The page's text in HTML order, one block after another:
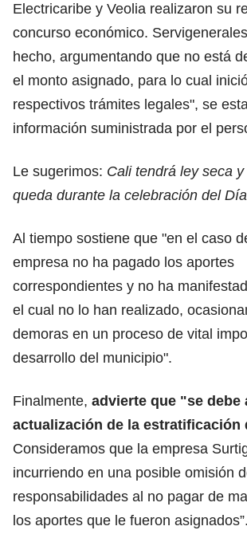
Electricaribe y Veolia realizaron su
concurso económico.
hecho, argumentando que no está
el monto asignado, para lo cual
respectivos trámites legales", se
información suministrada por el
Le sugerimos: Cali tendrá ley seca
queda durante la celebración del
Al tiempo sostiene que "en el caso
empresa no ha pagado los aportes
correspondientes y no ha
el cual no lo han realizado,
demoras en un proceso de vital
desarrollo del municipio".
Finalmente, advierte que "se debe
actualización de la estratificación
Consideramos que la empresa
incurriendo en una posible omisión
responsabilidades al no pagar de
los aportes que le fueron asignados”.